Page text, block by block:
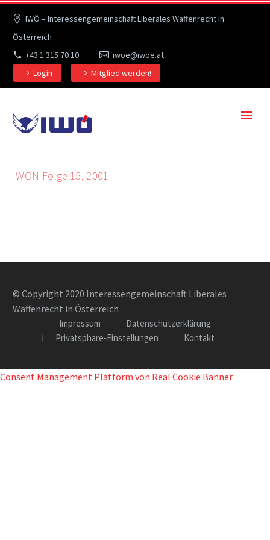
IWÖ – Interessengemeinschaft Liberales Waffenrecht in
Österreich
+43 1 315 70 10
iwoe@iwoe.at
Login
Mitglied werden!
IWÖN Folge 15, 2001
© Copyright 2020 Interessengemeinschaft Liberales
Waffenrecht in Österreich
Impressum
Datenschutzerklärung
Privatsphäre-Einstellungen
Kontakt
Consent Management Platform von Real Cookie Banner